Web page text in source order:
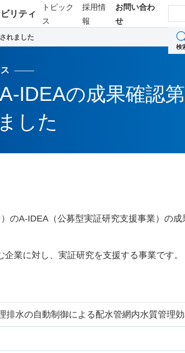
リティ
トピック
ス
採用情
報
お問い合わ
せ
検
れました
IDEAの成果確認
した
のA-IDEA（公募型実証研究支援事業）の
業に対し、実証研究を支援する事業です。
排水の自動制御による配水管網内水質管理